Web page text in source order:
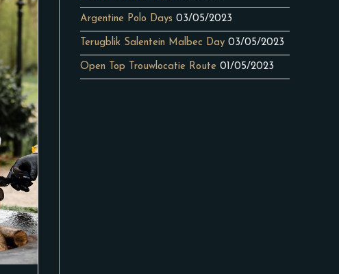
Argentine Polo Days 03/05/2023
Terugblik Salentein Malbec Day 03/05/2023
Open Top Trouwlocatie Route 01/05/2023